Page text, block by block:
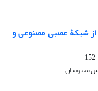
از شبکۀ عصبی مصنوعی و
مجنونیان